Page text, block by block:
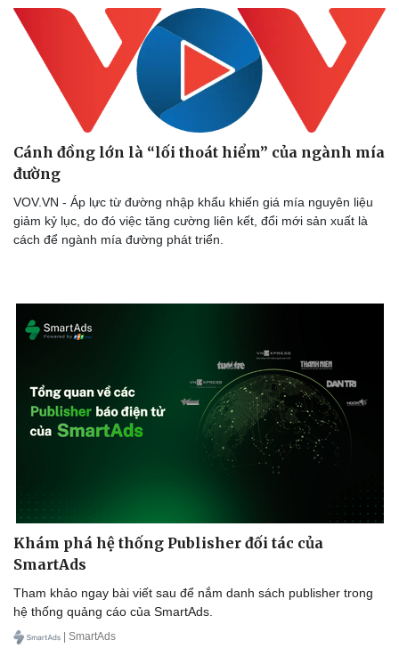
Cánh đồng lớn là “lối thoát hiểm” của ngành mía
đường
VOV.VN - Áp lực từ đường nhập khẩu khiến giá mía nguyên liệu
giảm kỷ lục, do đó việc tăng cường liên kết, đổi mới sản xuất là
cách để ngành mía đường phát triển.
Khám phá hệ thống Publisher đối tác của
SmartAds
Tham khảo ngay bài viết sau để nắm danh sách publisher trong
hệ thống quảng cáo của SmartAds.
| SmartAds